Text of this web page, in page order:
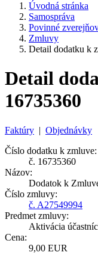
Úvodná stránka
Samospráva
Povinné
Zmluvy
Detail dodatku k
Detail
16735360
Faktúry | Objednávky
Číslo dodatku k zmluve:
č. 16735360
Názov:
Dodatok k
Číslo zmluvy:
č. A27549994
Predmet zmluvy:
Aktivácia
Cena:
9,00 EUR